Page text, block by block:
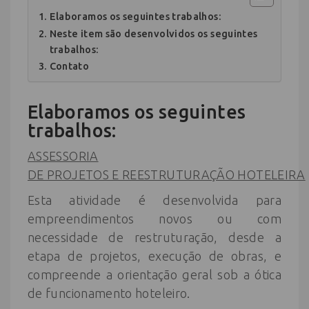
Elaboramos os seguintes trabalhos:
Neste item são desenvolvidos os seguintes
trabalhos:
Contato
Elaboramos os seguintes
trabalhos:
ASSESSORIA
DE PROJETOS E REESTRUTURAÇÃO HOTELEIRA
Esta atividade é desenvolvida para
empreendimentos novos ou com
necessidade de restruturação, desde a
etapa de projetos, execução de obras, e
compreende a orientação geral sob a ótica
de funcionamento hoteleiro.